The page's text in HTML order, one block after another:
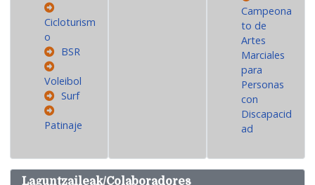
Cicloturism
o
BSR
Voleibol
Surf
Patinaje
Campeona
to de
Artes
Marciales
para
Personas
con
Discapacid
ad
Laguntzaileak/Colaboradores